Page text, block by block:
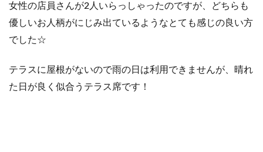
女性の店員さんが2人いらっしゃったのですが、どちらも
優しいお人柄がにじみ出ているようなとても感じの良い方
でした☆
テラスに屋根がないので雨の日は利用できませんが、晴れ
た日が良く似合うテラス席です！